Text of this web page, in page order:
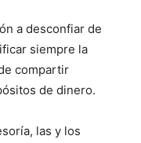
a desconfiar de
siempre la
compartir
de dinero.
las y los